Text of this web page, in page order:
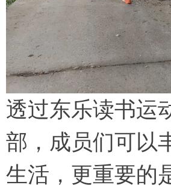
透过东乐读书运
部，成员们可以
生活，更重要的